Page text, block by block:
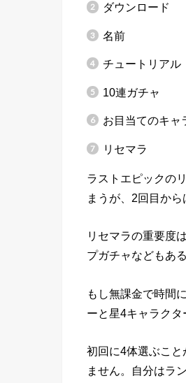
ダウンロード
名前
チュートリアル
10連ガチャ
お目当てのキャ
リセマラ
ラストエピックの
まうが、2回目か
リセマラの重要度
プガチャなどもあ
もし無課金で時間
ーと星4キャラクタ
初回に4体選ぶこ
ません。自分はラ